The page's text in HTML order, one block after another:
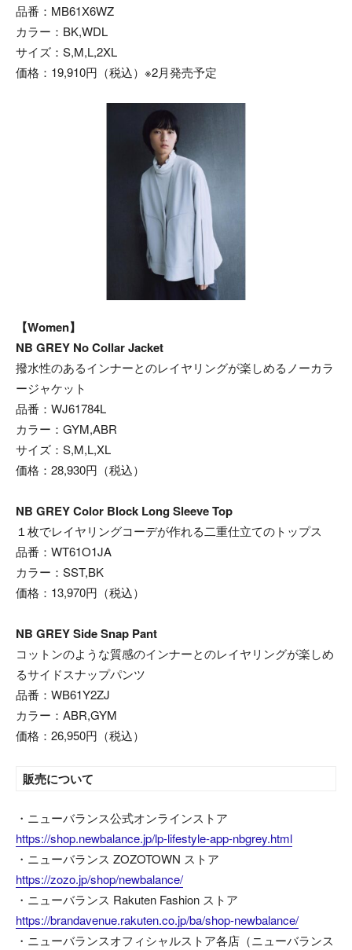
品番：MB61X6WZ
カラー：BK,WDL
サイズ：S,M,L,2XL
価格：19,910円（税込）※2月発売予定
【Women】
NB GREY No Collar Jacket
撥水性のあるインナーとのレイヤリングが楽しめるノーカラ
ージャケット
品番：WJ61784L
カラー：GYM,ABR
サイズ：S,M,L,XL
価格：28,930円（税込）
NB GREY Color Block Long Sleeve Top
１枚でレイヤリングコーデが作れる二重仕立てのトップス
品番：WT61O1JA
カラー：SST,BK
価格：13,970円（税込）
NB GREY Side Snap Pant
コットンのような質感のインナーとのレイヤリングが楽しめ
るサイドスナップパンツ
品番：WB61Y2ZJ
カラー：ABR,GYM
価格：26,950円（税込）
販売について
・ニューバランス公式オンラインストア
https://shop.newbalance.jp/lp-lifestyle-app-nbgrey.html
・ニューバランス ZOZOTOWN ストア
https://zozo.jp/shop/newbalance/
・ニューバランス Rakuten Fashion ストア
https://brandavenue.rakuten.co.jp/ba/shop-newbalance/
・ニューバランスオフィシャルストア各店（ニューバランス